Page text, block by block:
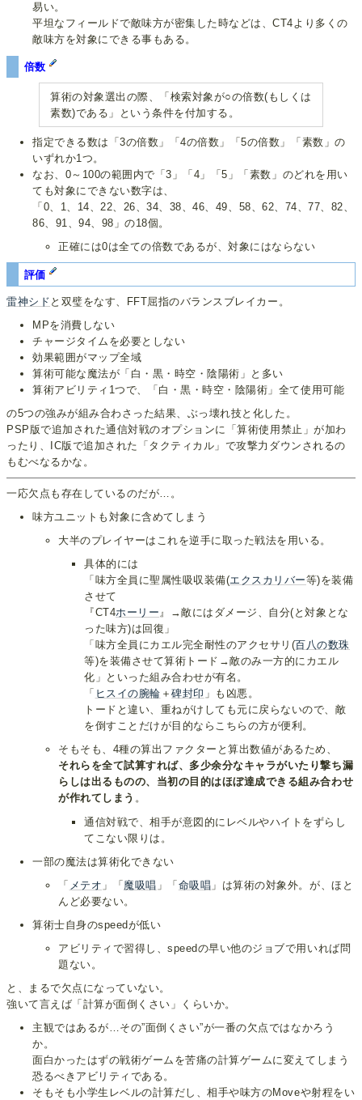
易い。
平坦なフィールドで敵味方が密集した時などは、CT4より多くの
敵味方を対象にできる事もある。
倍数
算術の対象選出の際、「検索対象が○の倍数(もしくは
素数)である」という条件を付加する。
指定できる数は「3の倍数」「4の倍数」「5の倍数」「素数」の
いずれか1つ。
なお、0～100の範囲内で「3」「4」「5」「素数」のどれを用い
ても対象にできない数字は、
「0、1、14、22、26、34、38、46、49、58、62、74、77、82、
86、91、94、98」の18個。
正確には0は全ての倍数であるが、対象にはならない
評価
雷神シド と双璧をなす、FFT屈指のバランスブレイカー。
MPを消費しない
チャージタイムを必要としない
効果範囲がマップ全域
算術可能な魔法が「白・黒・時空・陰陽術」と多い
算術アビリティ1つで、「白・黒・時空・陰陽術」全て使用可能
の5つの強みが組み合わさった結果、ぶっ壊れ技と化した。
PSP版で追加された通信対戦のオプションに「算術使用禁止」が加わ
ったり、IC版で追加された「タクティカル」で攻撃力ダウンされるの
もむべなるかな。
一応欠点も存在しているのだが…。
味方ユニットも対象に含めてしまう
大半のプレイヤーはこれを逆手に取った戦法を用いる。
具体的には
「味方全員に聖属性吸収装備(エクスカリバー等)を装備
させて
『CT4ホーリー』→敵にはダメージ、自分(と対象とな
った味方)は回復」
「味方全員にカエル完全耐性のアクセサリ(百八の数珠
等)を装備させて算術トード→敵のみ一方的にカエル
化」といった組み合わせが有名。
「 ヒスイの腕輪 ＋碑封印 」も凶悪。
トードと違い、重ねがけしても元に戻らないので、敵
を倒すことだけが目的ならこちらの方が便利。
そもそも、4種の算出ファクターと算出数値があるため、
それらを全て試算すれば、多少余分なキャラがいたり撃ち漏
らしは出るものの、当初の目的はほぼ達成できる組み合わせ
が作れてしまう 。
通信対戦で、相手が意図的にレベルやハイトをずらし
てこない限りは。
一部の魔法は算術化できない
「 メテオ 」「魔吸唱 」「命吸唱 」は算術の対象外。が、ほと
んど必要ない。
算術士自身のspeedが低い
アビリティで習得し、speedの早い他のジョブで用いれば問
題ない。
と、まるで欠点になっていない。
強いて言えば「計算が面倒くさい」くらいか。
主観ではあるが…その”面倒くさい”が一番の欠点ではなかろう
か。
面白かったはずの戦術ゲームを苦痛の計算ゲームに変えてしまう
恐るべきアビリティである。
そもそも小学生レベルの計算だし、相手や味方のMoveや射程をい